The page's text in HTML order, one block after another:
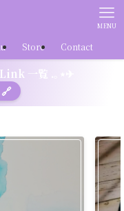
MENU
Store Contact
一覧 .｡⋆✈